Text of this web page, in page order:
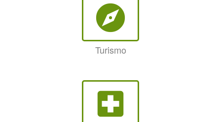
explore
Turismo
local_hospital